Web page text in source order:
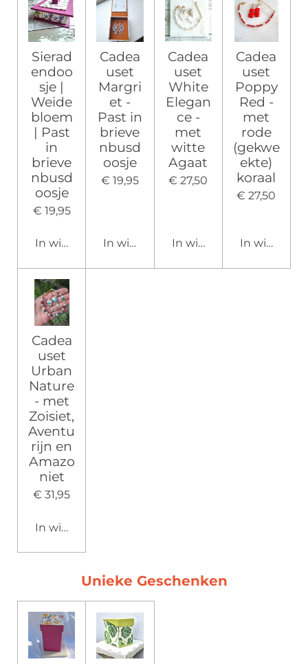
Sierad
endoo
sje |
Weide
bloem
| Past
in
brieve
nbusd
oosje
€ 19,95
In winkelwagen
Cadea
uset
Margri
et -
Past in
brieve
nbusd
oosje
€ 19,95
In winkelwagen
Cadea
uset
White
Elegan
ce -
met
witte
Agaat
€ 27,50
In winkelwagen
Cadea
uset
Poppy
Red -
met
rode
(gekwe
ekte)
koraal
€ 27,50
In
Cadea
uset
Urban
Nature
- met
Zoisiet,
Aventu
rijn en
Amazo
niet
€ 31,95
In winkelwagen
Unieke Geschenken